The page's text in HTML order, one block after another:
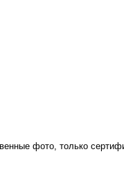
фото, только